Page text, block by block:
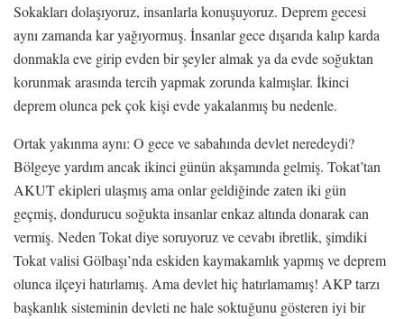
Sokakları dolaşıyoruz, insanlarla konuşuyoruz. Deprem gecesi
aynı zamanda kar yağıyormuş. İnsanlar gece dışarıda kalıp karda
donmakla eve girip evden bir şeyler almak ya da evde soğuktan
korunmak arasında tercih yapmak zorunda kalmışlar. İkinci
deprem olunca pek çok kişi evde yakalanmış bu nedenle.
Ortak yakınma aynı: O gece ve sabahında devlet neredeydi?
Bölgeye yardım ancak ikinci günün akşamında gelmiş. Tokat’tan
AKUT ekipleri ulaşmış ama onlar geldiğinde zaten iki gün
geçmiş, dondurucu soğukta insanlar enkaz altında donarak can
vermiş. Neden Tokat diye soruyoruz ve cevabı ibretlik, şimdiki
Tokat valisi Gölbaşı’nda eskiden kaymakamlık yapmış ve deprem
olunca ilçeyi hatırlamış. Ama devlet hiç hatırlamamış! AKP tarzı
başkanlık sisteminin devleti ne hale soktuğunu gösteren iyi bir